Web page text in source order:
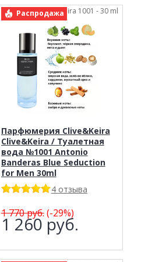
Распродажа
арт.: Clive&Keira 1001 - 30 ml
Парфюмерия Clive&Keira
Clive&Keira / Туалетная
вода №1001 Antonio
Banderas Blue Seduction
for Men 30ml
4 отзыва
1 770руб.(-29%)
1 260 руб.